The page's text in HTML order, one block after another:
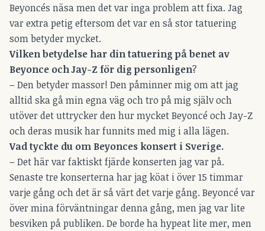
Beyoncés näsa men det var inga problem att fixa. Jag
var extra petig eftersom det var en så stor tatuering
som betyder mycket.
Vilken betydelse har din tatuering på benet av
Beyonce och Jay-Z för dig personligen?
– Den betyder massor! Den påminner mig om att jag
alltid ska gå min egna väg och tro på mig själv och
utöver det uttrycker den hur mycket Beyoncé och Jay-Z
och deras musik har funnits med mig i alla lägen.
Vad tyckte du om Beyonces konsert i Sverige.
– Det här var faktiskt fjärde konserten jag var på.
Senaste tre konserterna har jag köat i över 15 timmar
varje gång och det är så värt det varje gång. Beyoncé var
över mina förväntningar denna gång, men jag var lite
besviken på publiken. De borde ha hypeat lite mer, men